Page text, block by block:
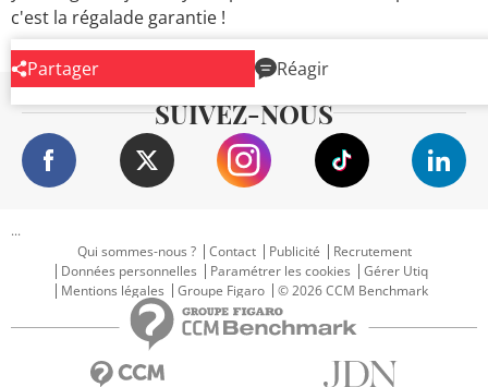
c'est la régalade garantie !
Partager Réagir
SUIVEZ-NOUS
...
Qui sommes-nous ?
Contact Publicité
Recrutement
Données personnelles
Paramétrer les cookies
Gérer Utiq
Mentions légales
Groupe Figaro © 2026 CCM Benchmark